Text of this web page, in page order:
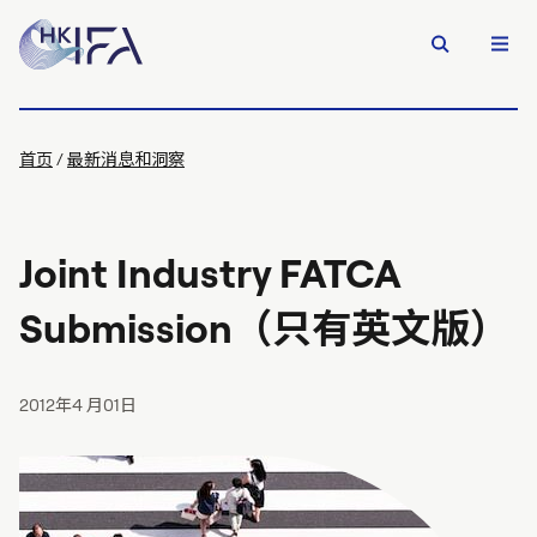
首页/最新消息和洞察
Joint Industry FATCA
Submission（只有英文版）
2012年4 月01日